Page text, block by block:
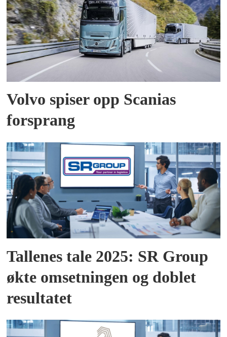
Volvo spiser opp Scanias
forsprang
Tallenes tale 2025: SR Group
økte omsetningen og doblet
resultatet